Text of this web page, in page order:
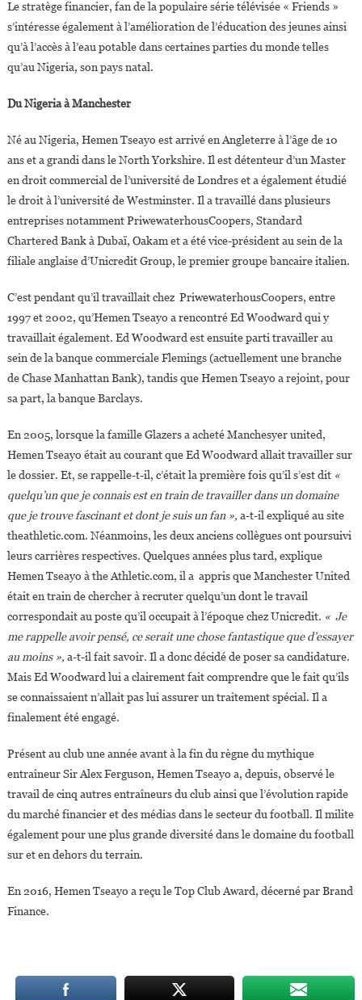
Le stratège financier, fan de la populaire série télévisée « Friends »
s’intéresse également à l’amélioration de l’éducation des jeunes ainsi
qu’à l’accès à l’eau potable dans certaines parties du monde telles
qu’au Nigeria, son pays natal.
Du Nigeria à Manchester
Né au Nigeria, Hemen Tseayo est arrivé en Angleterre à l’âge de 10
ans et a grandi dans le North Yorkshire. Il est détenteur d’un Master
en droit commercial de l’université de Londres et a également étudié
le droit à l’université de Westminster. Il a travaillé dans plusieurs
entreprises notamment PriwewaterhousCoopers, Standard
Chartered Bank à Dubaï, Oakam et a été vice-président au sein de la
filiale anglaise d’Unicredit Group, le premier groupe bancaire italien.
C’est pendant qu’il travaillait chez PriwewaterhousCoopers, entre
1997 et 2002, qu’Hemen Tseayo a rencontré Ed Woodward qui y
travaillait également. Ed Woodward est ensuite parti travailler au
sein de la banque commerciale Flemings (actuellement une branche
de Chase Manhattan Bank), tandis que Hemen Tseayo a rejoint, pour
sa part, la banque Barclays.
En 2005, lorsque la famille Glazers a acheté Manchesyer united,
Hemen Tseayo était au courant que Ed Woodward allait travailler sur
le dossier. Et, se rappelle-t-il, c’était la première fois qu’il s’est dit «
quelqu’un que je connais est en train de travailler dans un domaine
que je trouve fascinant et dont je suis un fan », a-t-il expliqué au site
theathletic.com. Néanmoins, les deux anciens collègues ont poursuivi
leurs carrières respectives. Quelques années plus tard, explique
Hemen Tseayo à the Athletic.com, il a appris que Manchester United
était en train de chercher à recruter quelqu’un dont le travail
correspondait au poste qu’il occupait à l’époque chez Unicredit. « Je
me rappelle avoir pensé, ce serait une chose fantastique que d’essayer
au moins », a-t-il fait savoir. Il a donc décidé de poser sa candidature.
Mais Ed Woodward lui a clairement fait comprendre que le fait qu’ils
se connaissaient n’allait pas lui assurer un traitement spécial. Il a
finalement été engagé.
Présent au club une année avant à la fin du règne du mythique
entraîneur Sir Alex Ferguson, Hemen Tseayo a, depuis, observé le
travail de cinq autres entraîneurs du club ainsi que l’évolution rapide
du marché financier et des médias dans le secteur du football. Il milite
également pour une plus grande diversité dans le domaine du football
sur et en dehors du terrain.
En 2016, Hemen Tseayo a reçu le Top Club Award, décerné par Brand
Finance.